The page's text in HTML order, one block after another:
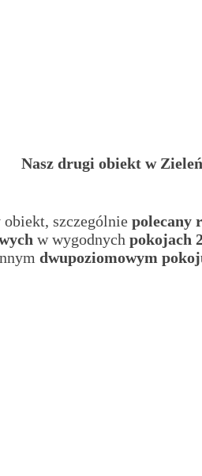
Nasz drugi obiekt w
szczególnie polecany
w wygodnych pokojach
dwupoziomowym